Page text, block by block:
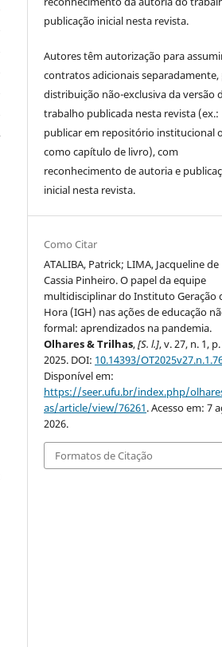
publicação inicial nesta revista.
Autores têm autorização para
contratos adicionais separadamente,
distribuição não-exclusiva da versão
trabalho publicada nesta revista (ex.:
publicar em repositório institucional
como capítulo de livro), com
reconhecimento de autoria e
inicial nesta revista.
Como Citar
ATALIBA, Patrick; LIMA, Jacqueline de
Cassia Pinheiro. O papel da equipe
multidisciplinar do Instituto Geração
Hora (IGH) nas ações de educação
formal: aprendizados na pandemia.
Olhares & Trilhas,[S. l.], v. 27, n. 1,
2025. DOI: 10.14393/
Disponível em:
https://seer.ufu.br/index.php/
as/article/view/76261. Acesso em: 7
2026.
Formatos de Citação